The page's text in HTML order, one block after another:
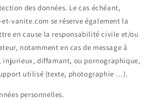
des données. Le cas échéant,
vanite.com se réserve également la
en cause la responsabilité civile et/ou
notamment en cas de message à
injurieux, diffamant, ou pornographique,
utilisé (texte, photographie …).
personnelles.